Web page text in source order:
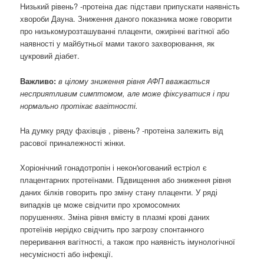
Низький рівень? -протеіна дає підстави припускати наявність
хвороби Дауна. Зниження даного показника може говорити
про низькомурозташуванні плаценти, ожирінні вагітної або
наявності у майбутньої мами такого захворювання, як
цукровий діабет.
Важливо:в цілому зниження рівня АФП вважається
несприятливим симптомом, але може фіксуватися і при
нормально протікає вагітності.
На думку ряду фахівців , рівень? -протеіна залежить від
расової приналежності жінки.
Хоріонічний гонадотропін і некон'югований естріол є
плацентарних протеїнами. Підвищення або зниження рівня
даних білків говорить про зміну стану плаценти. У ряді
випадків це може свідчити про хромосомних
порушеннях. Зміна рівня вмісту в плазмі крові даних
протеїнів нерідко свідчить про загрозу спонтанного
переривання вагітності, а також про наявність імунологічної
несумісності або інфекції.